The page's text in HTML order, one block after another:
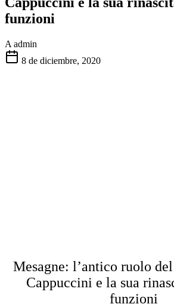
funzioni
A admin
8 de diciembre, 2020
Mesagne: l’antico ruolo
Cappuccini e la sua
funzioni